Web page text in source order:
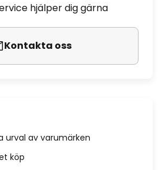
hjälper dig gärna
Kontakta oss
urval av varumärken
köp